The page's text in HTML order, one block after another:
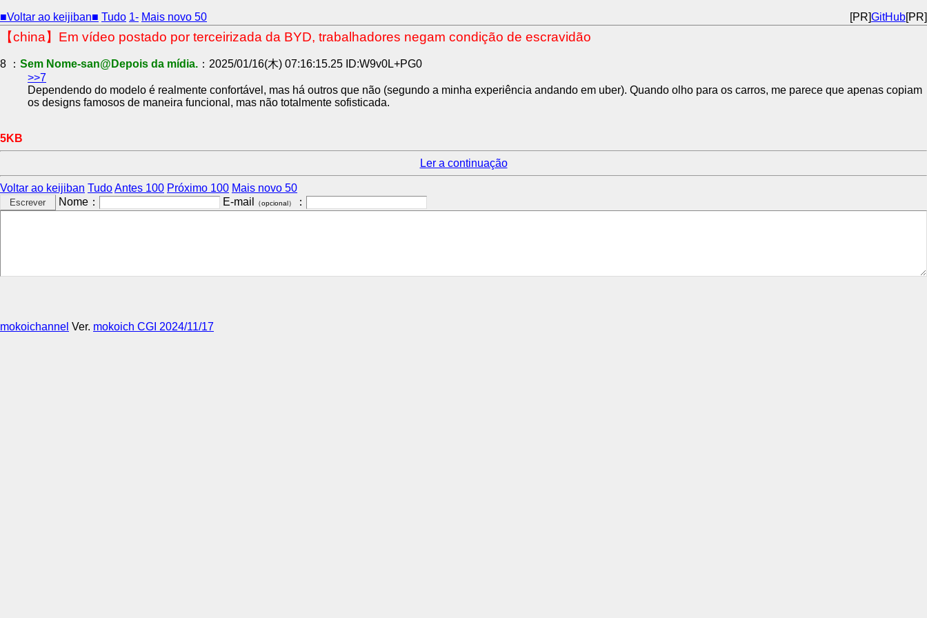
■Voltar ao keijiban■ Tudo 1- Mais novo 50 [PR]GitHub[PR]
【china】Em vídeo postado por terceirizada da BYD, trabalhadores negam condição de escravidão
8 ： Sem Nome-san@Depois da mídia. ：2025/01/16(木) 07:16:15.25 ID:W9v0L+PG0
>>7
Dependendo do modelo é realmente confortável, mas há outros que não (segundo a minha experiência andando em uber). Quando olho para os carros, me parece que apenas copiam
os designs famosos de maneira funcional, mas não totalmente sofisticada.
5KB
Ler a continuação
Voltar ao keijiban TudoAntes 100 Próximo 100 Mais novo 50
Nome：
E-mail （opcional） ：
mokoichannel Ver. mokoich CGI 2024/11/17